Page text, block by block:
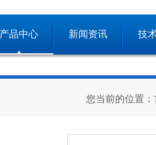
产品中心 新闻资讯 技
您当前的位置：